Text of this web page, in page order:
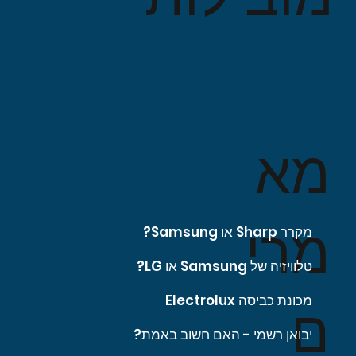
מא
מרי
ם
מקרר Sharp או Samsung?
טלוויזיה של Samsung או LG?
מכונת כביסה Electrolux
יבואן רשמי - האם חשוב באמת?